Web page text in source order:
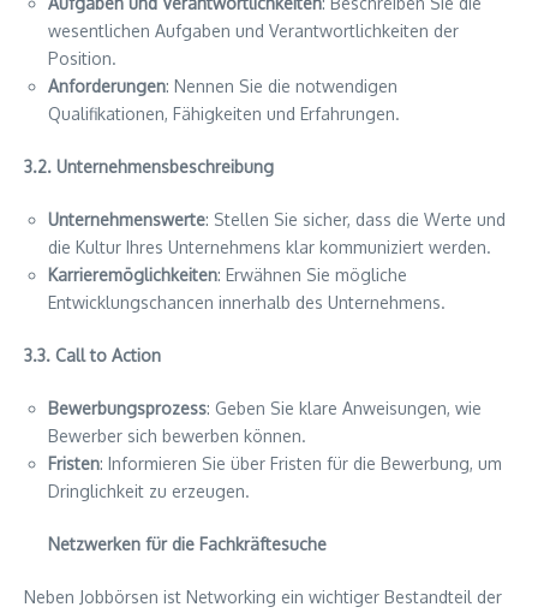
wesentlichen Aufgaben und Verantwortlichkeiten der
Position.
Anforderungen: Nennen Sie die notwendigen
Qualifikationen, Fähigkeiten und Erfahrungen.
3.2. Unternehmensbeschreibung
Unternehmenswerte: Stellen Sie sicher, dass die Werte und
die Kultur Ihres Unternehmens klar kommuniziert werden.
Karrieremöglichkeiten: Erwähnen Sie mögliche
Entwicklungschancen innerhalb des Unternehmens.
3.3. Call to Action
Bewerbungsprozess: Geben Sie klare Anweisungen, wie
Bewerber sich bewerben können.
Fristen: Informieren Sie über Fristen für die Bewerbung, um
Dringlichkeit zu erzeugen.
Netzwerken für die Fachkräftesuche
Neben Jobbörsen ist Networking ein wichtiger Bestandteil der